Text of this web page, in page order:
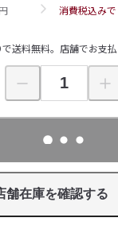
消費税込みで
送料無料。店舗でお支払
舗在庫を確認する